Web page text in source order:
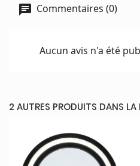
Commentaires (0)
Aucun avis n'a été
2 AUTRES PRODUITS DANS